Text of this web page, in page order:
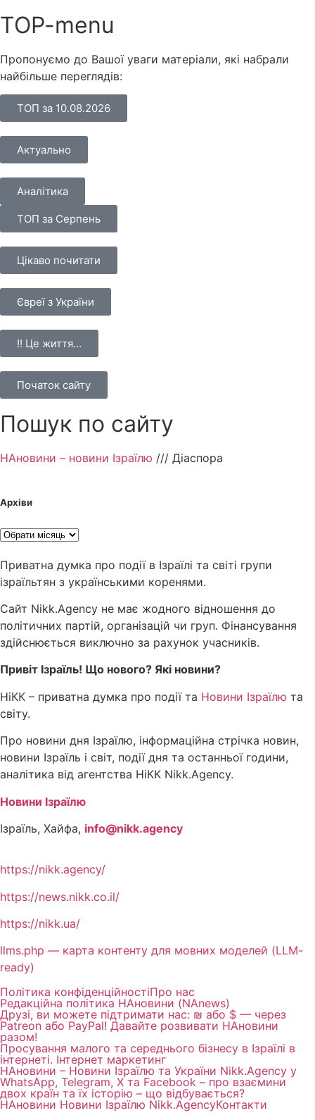
TOP-menu
Пропонуємо до Вашої уваги матеріали, які набрали
найбільше переглядів:
ТОП за 10.08.2026
Актуально
Аналітика
ТОП за Серпень
Цікаво почитати
Євреї з України
!! Це життя…
Початок сайту
Пошук по сайту
НАновини – новини Ізраїлю /// Діаспора
Архіви
Приватна думка про події в Ізраїлі та світі групи
ізраїльтян з українськими коренями.
Сайт Nikk.Agency не має жодного відношення до
політичних партій, організацій чи груп. Фінансування
здійснюється виключно за рахунок учасників.
Привіт Ізраїль! Що нового? Які новини?
НіКК – приватна думка про події та Новини Ізраїлю та
світу.
Про новини дня Ізраїлю, інформаційна стрічка новин,
новини Ізраїль і світ, події дня та останньої години,
аналітика від агентства НіКК Nikk.Agency.
Новини Ізраїлю
Ізраїль, Хайфа, info@nikk.agency
https://nikk.agency/
https://news.nikk.co.il/
https://nikk.ua/
llms.php — карта контенту для мовних моделей (LLM-
ready)
Політика конфіденційностіПро нас
Редакційна політика НАновини (NAnews)
Друзі, ви можете підтримати нас: ₪ або $ — через
Patreon або PayPal! Давайте розвивати НАновини
разом!
Просування малого та середнього бізнесу в Ізраїлі в
інтернеті. Інтернет маркетинг
НАновини – Новини Ізраїлю та України Nikk.Agency у
WhatsApp, Telegram, X та Facebook – про взаємини
двох країн та їх історію – що відбувається?
НАновини Новини Ізраїлю Nikk.AgencyКонтакти